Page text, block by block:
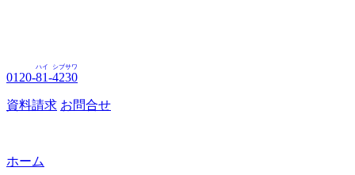
0120-81
ハイ
-4230
シブサワ
資料請求 お問合せ
ホーム